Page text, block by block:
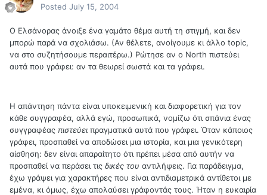
Posted July 15, 2004
Ο Ελσάνορας άνοιξε ένα γαμάτο θέμα αυτή τη στιγμή, και δεν
μπορώ παρά να σχολιάσω. (Αν θέλετε, ανοίγουμε κι άλλο topic,
να στο συζητήσουμε περαιτέρω.) Ρώτησε αν ο North πιστεύει
αυτά που γράφει: αν τα θεωρεί σωστά και τα γράφει.
Η απάντηση πάντα είναι υποκειμενική και διαφορετική για τον
κάθε συγγραφέα, αλλά εγώ, προσωπικά, νομίζω ότι σπάνια ένας
συγγραφέας πιστεύει πραγματικά αυτά που γράφει. Όταν κάποιος
γράφει, προσπαθεί να αποδώσει μια ιστορία, και μια γενικότερη
αίσθηση: δεν είναι απαραίτητο ότι πρέπει μέσα από αυτήν να
προσπαθεί να περάσει τις δικές του αντιλήψεις. Για παράδειγμα,
έχω γράψει για χαρακτήρες που είναι αντιδιαμετρικά αντίθετοι με
εμένα, κι όμως, έχω απολαύσει γράφοντάς τους. Ήταν η ευκαιρία